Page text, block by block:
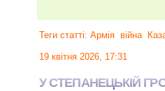
Теги статті: Армія війна
19 квітня 2026, 17:31
У СТЕПАНЕЦЬКІЙ